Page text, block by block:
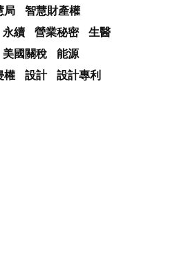
局
智慧財產權
永續 營業秘密
生醫
美國關稅
能源
權 設計
設計專利